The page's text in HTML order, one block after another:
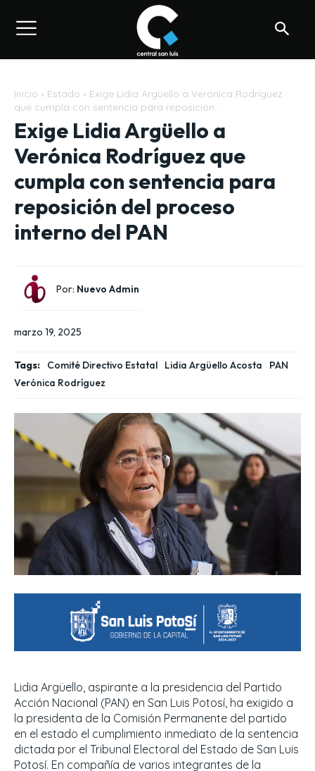
Inicio Estado
Exige Lidia Argüello a Verónica Rodríguez
que cumpla con sentencia para reposición...
Exige Lidia Argüello a
Verónica Rodríguez que
cumpla con sentencia para
reposición del proceso
interno del PAN
Por: Nuevo Admin
marzo 19, 2025
Tags: Comité Directivo Estatal Lidia Argüello Acosta
PAN
Verónica Rodríguez
Lidia Argüello, aspirante a la presidencia del Partido
Acción Nacional (PAN) en San Luis Potosí, ha exigido a
la presidenta de la Comisión Permanente del partido
en el estado el cumplimiento inmediato de la sentencia
dictada por el Tribunal Electoral del Estado de San Luis
Potosí. En compañía de varios integrantes de la